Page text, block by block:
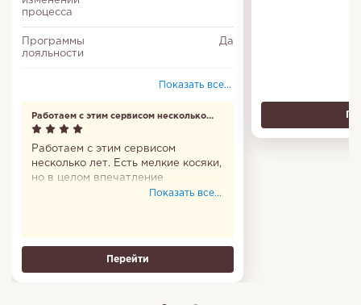
процесса
Программы
лояльности
Да
Да
Показать все...
Работаем с этим сервисом несколько
лет
Работаем с этим сервисом
несколько лет. Есть мелкие косяки,
но в целом впечатление
положительное. УдивляютПоказать все...
Перейти